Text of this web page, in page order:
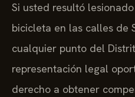
Si usted resultó
bicicleta en las calles de
cualquier punto del
representación legal
derecho a obtener